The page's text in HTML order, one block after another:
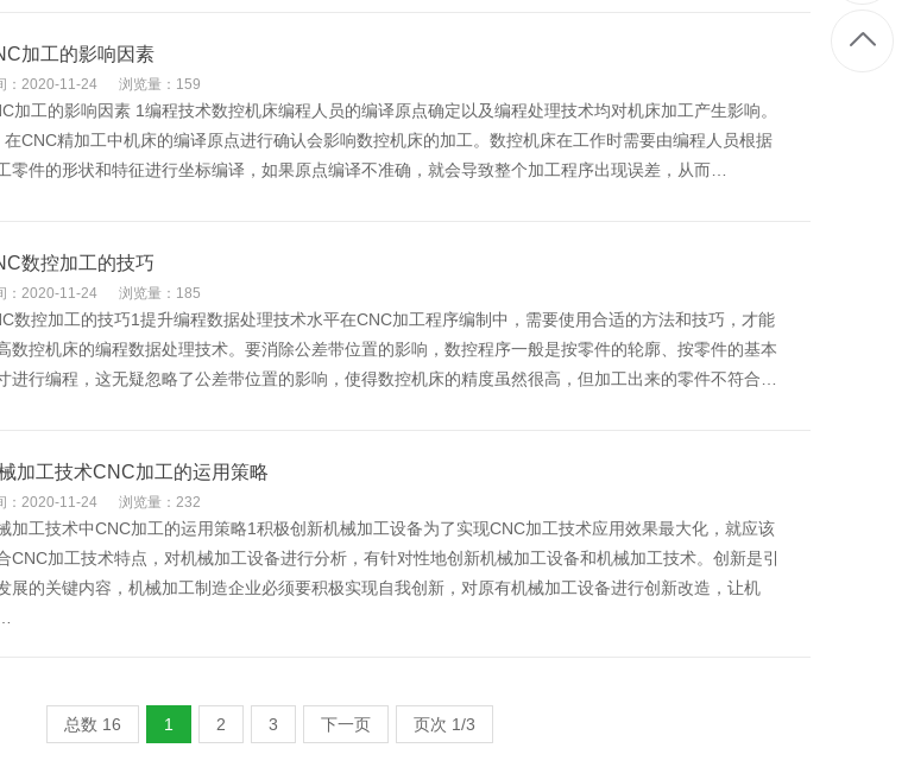
加工的影响因素
：2020-11-24 浏览量：159
加工的影响因素 1编程技术数控机床编程人员的编译原点确定以及编程处理技术均对机床加工产生影响。
在CNC精加工中机床的编译原点进行确认会影响数控机床的加工。数控机床在工作时需要由编程人员根据
零件的形状和特征进行坐标编译，如果原点编译不准确，就会导致整个加工程序出现误差，从而…
数控加工的技巧
：2020-11-24 浏览量：185
数控加工的技巧1提升编程数据处理技术水平在CNC加工程序编制中，需要使用合适的方法和技巧，才能
数控机床的编程数据处理技术。要消除公差带位置的影响，数控程序一般是按零件的轮廓、按零件的基本
进行编程，这无疑忽略了公差带位置的影响，使得数控机床的精度虽然很高，但加工出来的零件不符合…
加工技术CNC加工的运用策略
：2020-11-24 浏览量：232
加工技术中CNC加工的运用策略1积极创新机械加工设备为了实现CNC加工技术应用效果最大化，就应该
CNC加工技术特点，对机械加工设备进行分析，有针对性地创新机械加工设备和机械加工技术。创新是引
展的关键内容，机械加工制造企业必须要积极实现自我创新，对原有机械加工设备进行创新改造，让机
总数 16 1 2 3 下一页 页次 1/3